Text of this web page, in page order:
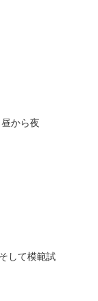
から夜
して模範試